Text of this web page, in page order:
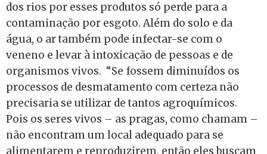
dos rios por esses produtos só perde para a
contaminação por esgoto. Além do solo e da
água, o ar também pode infectar-se com o
veneno e levar à intoxicação de pessoas e de
organismos vivos. “Se fossem diminuídos os
processos de desmatamento com certeza não
precisaria se utilizar de tantos agroquímicos.
Pois os seres vivos – as pragas, como chamam –
não encontram um local adequado para se
alimentarem e reproduzirem, então eles buscam